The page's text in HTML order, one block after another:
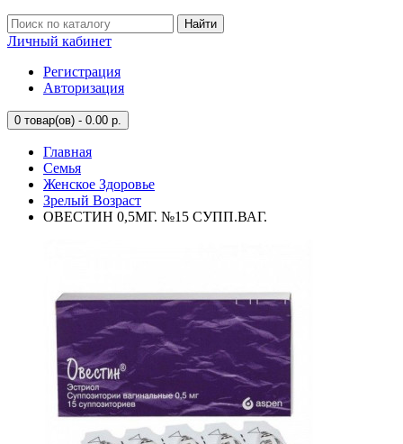
Найти
Личный кабинет
Регистрация
Авторизация
0 товар(ов) - 0.00 р.
Главная
Семья
Женское Здоровье
Зрелый Возраст
ОВЕСТИН 0,5МГ. №15 СУПП.ВАГ.